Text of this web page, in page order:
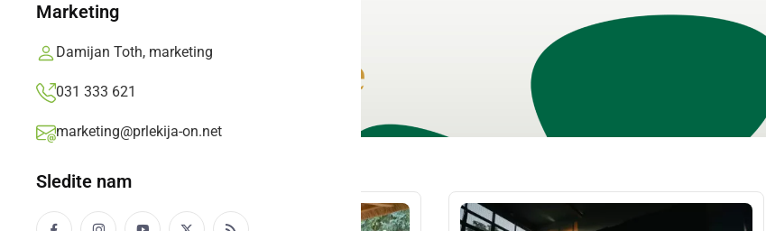
Marketing
Damijan Toth, marketing
031 333 621
marketing@prlekija-on.net
Sledite nam